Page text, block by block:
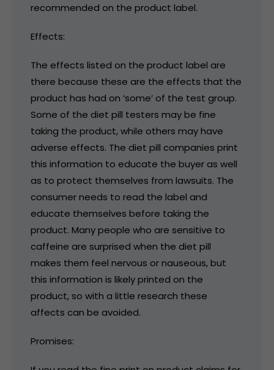
recommended on the product label.
Effects:
The effects listed on the product label are
there because these are the effects that the
product has had on ‘some’ of the test group.
Some of the diet pill testers may be fine
taking the product, while others may have
adverse effects. The diet pill companies print
this information to educate the buyer as well
as to protect themselves from lawsuits. The
consumer needs to read the label and
educate themselves before taking the
product. Many people who are sensitive to
caffeine are surprised when the diet pill
makes them feel nervous or nauseous, but
this information is likely printed on the
product, so with a little research these
affects can be avoided.
Promises: